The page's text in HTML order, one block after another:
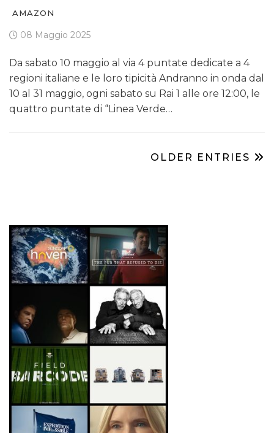
AMAZON
08 Maggio 2025
Da sabato 10 maggio al via 4 puntate dedicate a 4
regioni italiane e le loro tipicità Andranno in onda dal
10 al 31 maggio, ogni sabato su Rai 1 alle ore 12:00, le
quattro puntate di “Linea Verde…
OLDER ENTRIES